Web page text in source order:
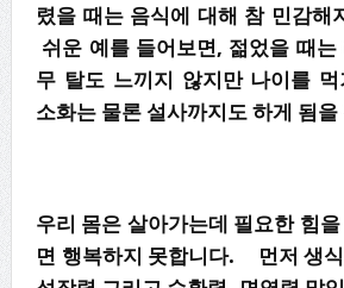
렸을 때는 음식에 대해 참 민감해
쉬운 예를 들어보면, 젊었을 때
무 탈도 느끼지 않지만 나이를
소화는 물론 설사까지도 하게 됨
우리 몸은 살아가는데 필요한 힘
면 행복하지 못합니다. 먼저 생